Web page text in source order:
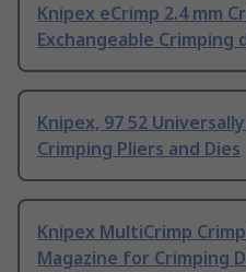
Knipex eCrimp 2.4 mm
Exchangeable Crimping
Knipex, 97 52
Crimping Pliers and Dies
Knipex MultiCrimp
Magazine for Crimping